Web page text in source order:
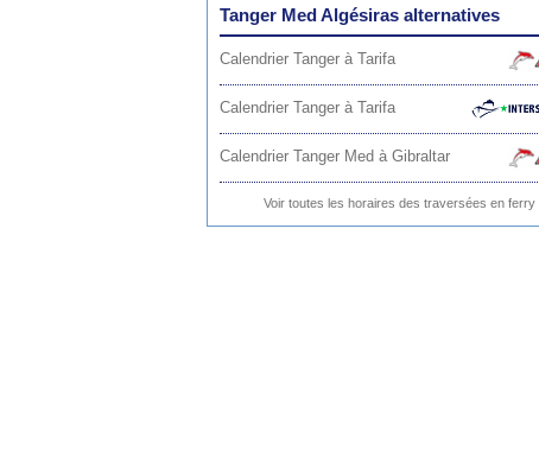
Tanger Med Algésiras alternatives
Calendrier Tanger à Tarifa
Calendrier Tanger à Tarifa
Calendrier Tanger Med à Gibraltar
Voir toutes les horaires des traversées en ferry